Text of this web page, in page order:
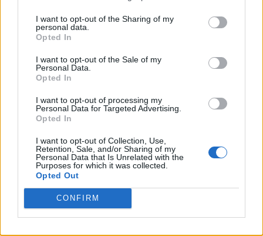
I want to opt-out of the Sharing of my
personal data.
Opted In
I want to opt-out of the Sale of my
Personal Data.
Opted In
I want to opt-out of processing my
Personal Data for Targeted Advertising.
Opted In
I want to opt-out of Collection, Use,
Retention, Sale, and/or Sharing of my
Personal Data that Is Unrelated with the
Purposes for which it was collected.
Opted Out
CONFIRM
χτυπά έντονα στο στήθος
, κάτι που
ασυνήθιστο.
3. Ξαφνική αδυναμία ή κόπωση
Καθώς η καρδιά δυσκολεύεται,
ανακατευθύνει ενέργεια μακριά από
τους μύες. Αυτό μπορεί να σας κάνει να
νιώθετε τα χέρια και τα πόδια σας